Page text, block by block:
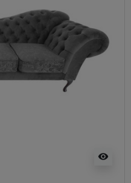
visibility